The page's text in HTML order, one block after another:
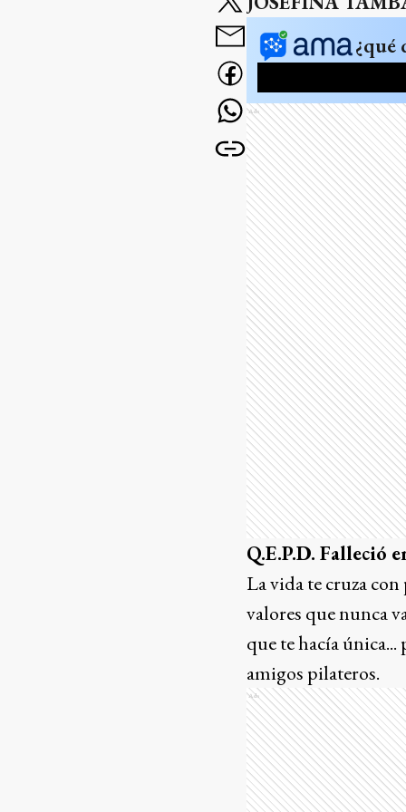
¿qué
Ads
Q.E.P.D. Falleció
La vida te cruza
valores que nunca
que te hacía
amigos pilateros.
Ads